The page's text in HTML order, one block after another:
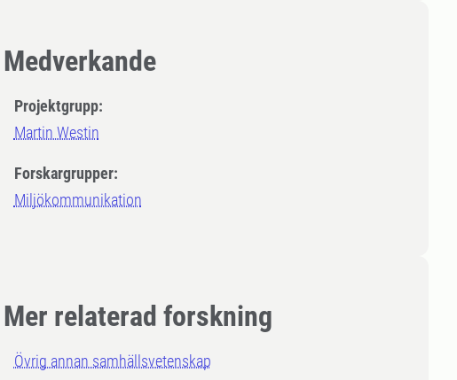
Medverkande
Projektgrupp:
Martin Westin
Forskargrupper:
Miljökommunikation
Mer relaterad forskning
Övrig annan samhällsvetenskap